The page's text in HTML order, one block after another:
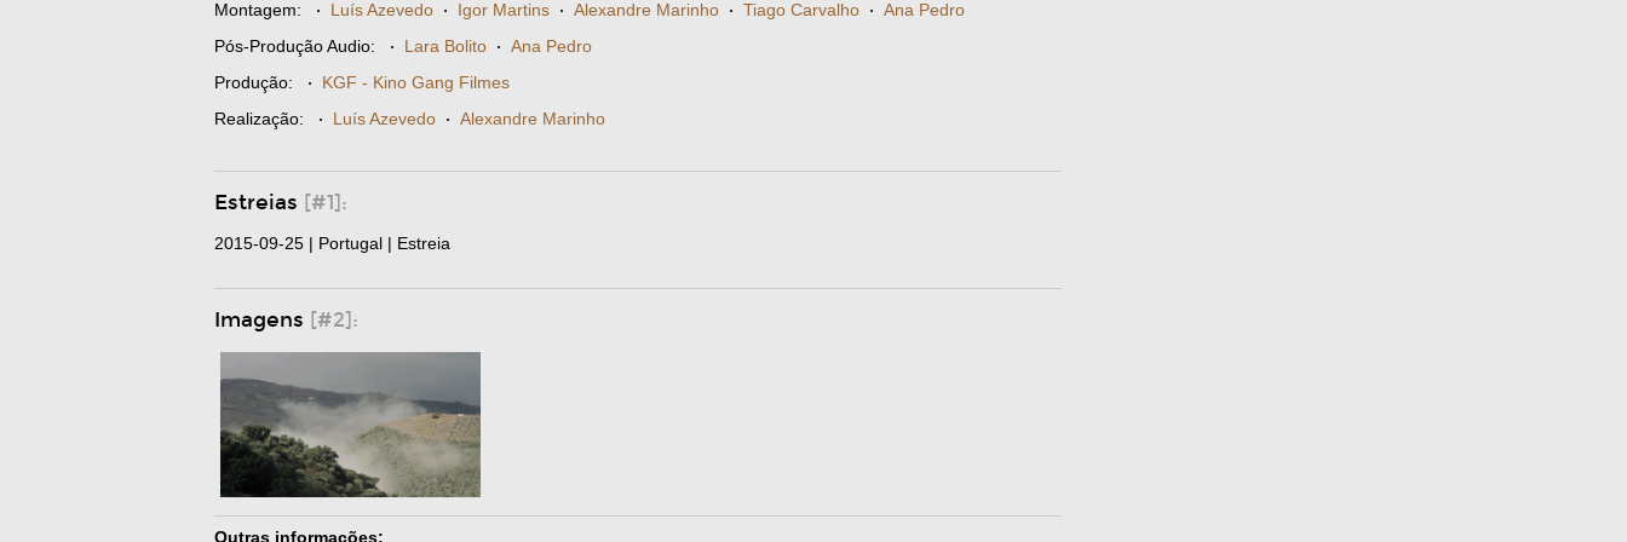
Montagem: · Luís Azevedo · Igor Martins · Alexandre Marinho · Tiago Carvalho · Ana Pedro
Pós-Produção Audio: · Lara Bolito · Ana Pedro
Produção: · KGF - Kino Gang Filmes
Realização: · Luís Azevedo · Alexandre Marinho
Estreias [#1]:
2015-09-25 | Portugal | Estreia
Imagens [#2]:
Outras informações: